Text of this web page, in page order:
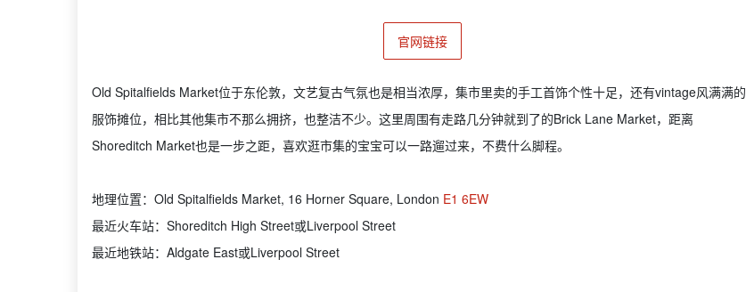
官网链接
Old Spitalfields Market位于东伦敦，文艺复古气氛也是相当浓厚，集市里卖的手工首饰个性十足，还有vintage风满满的
服饰摊位，相比其他集市不那么拥挤，也整洁不少。这里周围有走路几分钟就到了的Brick Lane Market，距离
Shoreditch Market也是一步之距，喜欢逛市集的宝宝可以一路遛过来，不费什么脚程。
地理位置：Old Spitalfields Market, 16 Horner Square, London E1 6EW
最近火车站：Shoreditch High Street或Liverpool Street
最近地铁站：Aldgate East或Liverpool Street